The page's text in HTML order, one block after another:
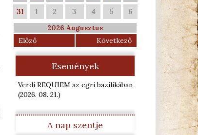
31
1 2 3 4 5 6
2026 Augusztus
Előző
Következő
Események
Verdi REQUIEM az egri bazilikában
(2026. 08. 21.)
A nap szentje